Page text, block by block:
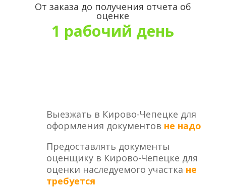
От заказа до получения отчета об
оценке
1 рабочий день
Выезжать в Кирово-Чепецке для
оформления документов не надо
Предоставлять документы
оценщику в Кирово-Чепецке для
оценки наследуемого участка не
требуется